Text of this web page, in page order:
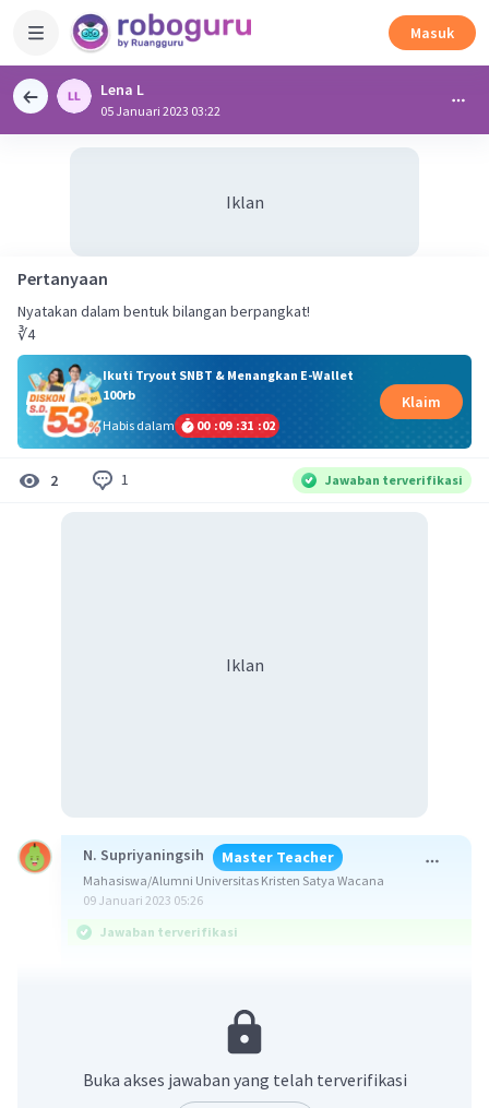
Masuk
Lena L
05 Januari 2023 03:22
Iklan
Pertanyaan
Nyatakan dalam bentuk bilangan berpangkat!
∛4
Ikuti Tryout SNBT & Menangkan E-Wallet
100rb
Habis dalam
00 :09 :31 :02
Klaim
2 1 Jawaban terverifikasi
Iklan
N. Supriyaningsih Master Teacher
Mahasiswa/Alumni Universitas Kristen Satya Wacana
09 Januari 2023 05:26
Jawaban terverifikasi
Buka akses jawaban yang telah terverifikasi